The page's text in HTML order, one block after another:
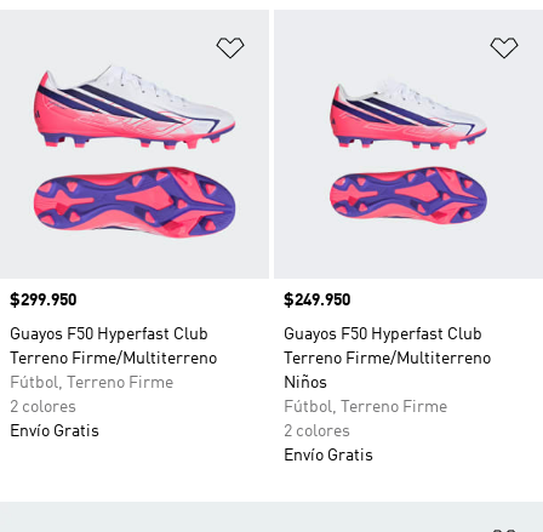
Precio
$299.950
Guayos F50 Hyperfast Club
Terreno Firme/Multiterreno
Fútbol, Terreno Firme
2 colores
Envío Gratis
Precio
$249.950
Guayos F50 Hyperfast Club
Terreno Firme/Multiterreno
Niños
Fútbol, Terreno Firme
2 colores
Envío Gratis